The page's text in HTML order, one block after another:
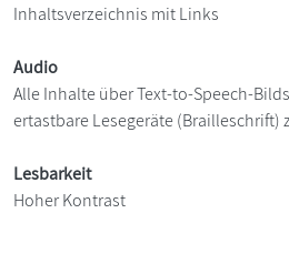
Inhaltsverzeichnis mit Links
Audio
Alle Inhalte über Text-to-Speech-
ertastbare Lesegeräte (Brailleschrift)
Lesbarkeit
Hoher Kontrast